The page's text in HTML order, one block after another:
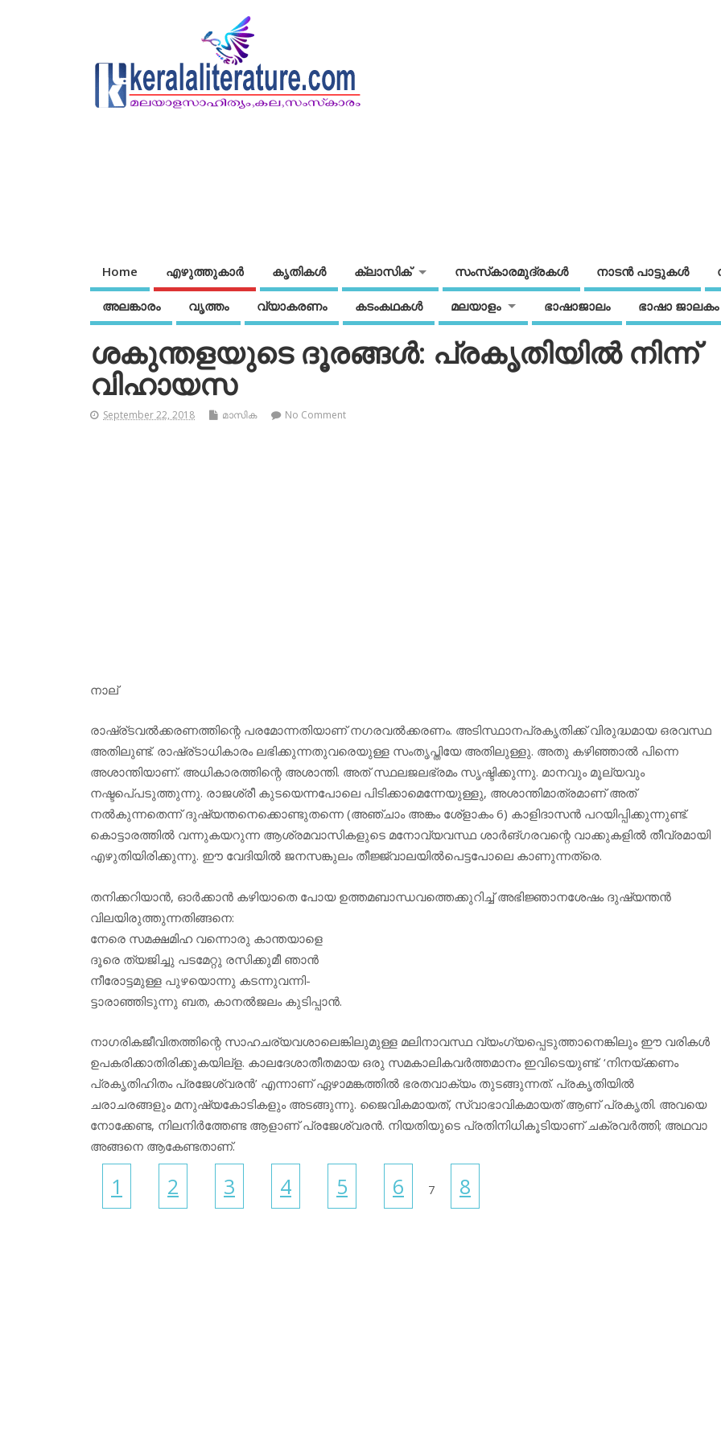
Home എഴുത്തുകാര്‍ കൃതികൾ ക്ലാസിക് സംസ്‌കാരമുദ്രകള്‍ നാടന്‍ പാട്ടുകള്‍
അലങ്കാരം വൃത്തം വ്യാകരണം കടംകഥകള്‍ മലയാളം ഭാഷാജാലം ഭാഷാ ജാലകം
ശകുന്തളയുടെ ദൂരങ്ങള്‍: പ്രകൃതിയില്‍ നിന്ന്
വിഹായസ
September 22, 2018 മാസിക No Comment
നാല്
രാഷ്ര്ടവല്‍ക്കരണത്തിന്റെ പരമോന്നതിയാണ് നഗരവല്‍ക്കരണം. അടിസ്ഥാനപ്രകൃതിക്ക് വിരുദ്ധമായ ഒരവസ്ഥ
അതിലുണ്ട്. രാഷ്ര്ടാധികാരം ലഭിക്കുന്നതുവരെയുള്ള സംതൃപ്തിയേ അതിലുള്ളു. അതു കഴിഞ്ഞാല്‍ പിന്നെ
അശാന്തിയാണ്. അധികാരത്തിന്റെ അശാന്തി. അത് സ്ഥലജലഭ്രമം സൃഷ്ടിക്കുന്നു. മാനവും മൂല്യവും
നഷ്ടപെ്പടുത്തുന്നു. രാജശ്രീ കുടയെന്നപോലെ പിടിക്കാമെന്നേയുള്ളു, അശാന്തിമാത്രമാണ് അത്
നല്‍കുന്നതെന്ന് ദുഷ്യന്തനെക്കൊണ്ടുതന്നെ (അഞ്ചാം അങ്കം ശേ്‌ളാകം 6) കാളിദാസന്‍ പറയിപ്പിക്കുന്നുണ്ട്.
കൊട്ടാരത്തില്‍ വന്നുകയറുന്ന ആശ്രമവാസികളുടെ മനോവ്യവസ്ഥ ശാര്‍ങ്ഗരവന്റെ വാക്കുകളില്‍ തീവ്രമായി
എഴുതിയിരിക്കുന്നു. ഈ വേദിയില്‍ ജനസങ്കുലം തീജ്ജ്വാലയില്‍പെട്ടപോലെ കാണുന്നത്രെ.
തനിക്കറിയാന്‍, ഓര്‍ക്കാന്‍ കഴിയാതെ പോയ ഉത്തമബാന്ധവത്തെക്കുറിച്ച് അഭിജ്ഞാനശേഷം ദുഷ്യന്തന്‍
വിലയിരുത്തുന്നതിങ്ങനെ:
നേരെ സമക്ഷമിഹ വന്നൊരു കാന്തയാളെ
ദൂരെ ത്യജിച്ചു പടമേറ്റു രസിക്കുമീ ഞാന്‍
നീരോട്ടമുള്ള പുഴയൊന്നു കടന്നുവന്നി-
ട്ടാരാഞ്ഞിടുന്നു ബത, കാനല്‍ജലം കുടിപ്പാന്‍.
നാഗരികജീവിതത്തിന്റെ സാഹചര്യവശാലെങ്കിലുമുള്ള മലിനാവസ്ഥ വ്യംഗ്യപ്പെടുത്താനെങ്കിലും ഈ വരികള്‍
ഉപകരിക്കാതിരിക്കുകയില്‌ള. കാലദേശാതീതമായ ഒരു സമകാലികവര്‍ത്തമാനം ഇവിടെയുണ്ട്. ‘നിനയ്ക്കണം
പ്രകൃതിഹിതം പ്രജേശ്വരന്‍’ എന്നാണ് ഏഴാമങ്കത്തില്‍ ഭരതവാക്യം തുടങ്ങുന്നത്. പ്രകൃതിയില്‍
ചരാചരങ്ങളും മനുഷ്യകോടികളും അടങ്ങുന്നു. ജൈവികമായത്, സ്വാഭാവികമായത് ആണ് പ്രകൃതി. അവയെ
നോക്കേണ്ട, നിലനിര്‍ത്തേണ്ട ആളാണ് പ്രജേശ്വരന്‍. നിയതിയുടെ പ്രതിനിധികൂടിയാണ് ചക്രവര്‍ത്തി; അഥവാ
അങ്ങനെ ആകേണ്ടതാണ്.
1 2 3 4 5 6 7 8